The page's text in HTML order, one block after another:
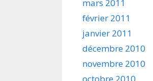
mars 2011
février 2011
janvier 2011
décembre 2010
novembre 2010